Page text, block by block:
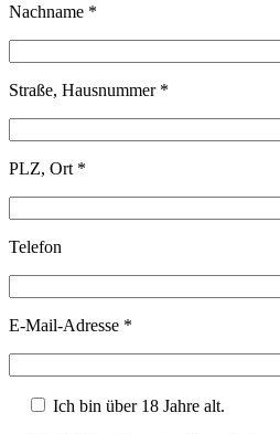
Nachname *
Straße, Hausnummer *
PLZ, Ort *
Telefon
E-Mail-Adresse *
Ich bin über 18 Jahre alt.